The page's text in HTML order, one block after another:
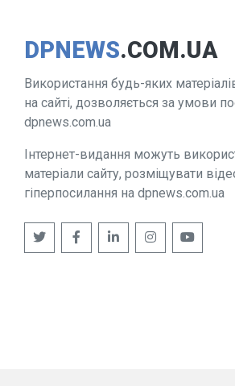
DPNEWS.COM.UA
Використання будь-яких
на сайті, дозволяється за умови
dpnews.com.ua
Інтернет-видання можуть
матеріали сайту, розміщувати
гіперпосилання на dpnews.com.ua